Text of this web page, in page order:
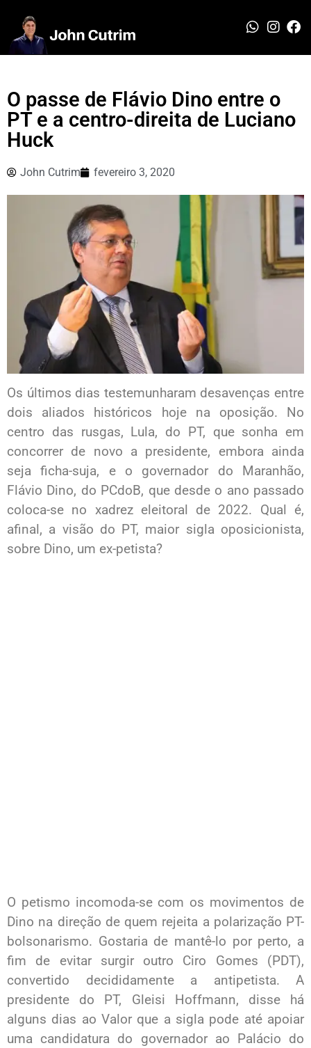
O passe de Flávio Dino entre o
PT e a centro-direita de Luciano
Huck
John Cutrim fevereiro 3, 2020
Os últimos dias testemunharam desavenças entre
dois aliados históricos hoje na oposição. No
centro das rusgas, Lula, do PT, que sonha em
concorrer de novo a presidente, embora ainda
seja ficha-suja, e o governador do Maranhão,
Flávio Dino, do PCdoB, que desde o ano passado
coloca-se no xadrez eleitoral de 2022. Qual é,
afinal, a visão do PT, maior sigla oposicionista,
sobre Dino, um ex-petista?
O petismo incomoda-se com os movimentos de
Dino na direção de quem rejeita a polarização PT-
bolsonarismo. Gostaria de mantê-lo por perto, a
fim de evitar surgir outro Ciro Gomes (PDT),
convertido decididamente a antipetista. A
presidente do PT, Gleisi Hoffmann, disse há
alguns dias ao Valor que a sigla pode até apoiar
uma candidatura do governador ao Palácio do